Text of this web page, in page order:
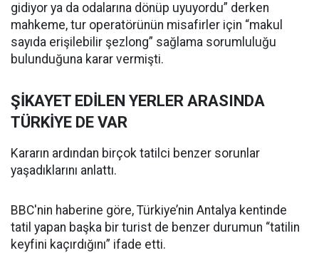
gidiyor ya da odalarına dönüp uyuyordu” derken
mahkeme, tur operatörünün misafirler için “makul
sayıda erişilebilir şezlong” sağlama sorumluluğu
bulunduğuna karar vermişti.
ŞİKAYET EDİLEN YERLER ARASINDA
TÜRKİYE DE VAR
Kararın ardından birçok tatilci benzer sorunlar
yaşadıklarını anlattı.
BBC'nin haberine göre, Türkiye’nin Antalya kentinde
tatil yapan başka bir turist de benzer durumun “tatilin
keyfini kaçırdığını” ifade etti.